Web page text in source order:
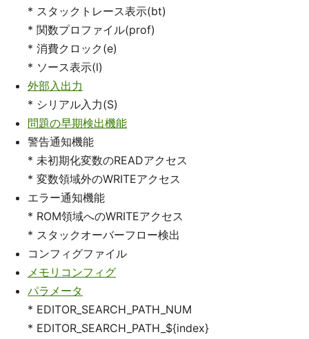
* スタックトレース表示(bt)
* 関数プロファイル(prof)
* 消費クロック(e)
* ソース表示(l)
外部入出力
* シリアル入力(S)
問題の早期検出機能
警告通知機能
* 未初期化変数のREADアクセス
* 変数領域外のWRITEアクセス
エラー通知機能
* ROM領域へのWRITEアクセス
* スタックオーバーフロー検出
コンフィグファイル
メモリコンフィグ
パラメータ
* EDITOR_SEARCH_PATH_NUM
* EDITOR_SEARCH_PATH_${index}